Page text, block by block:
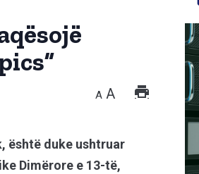
A A
është duke ushtruar
Dimërore e 13-të,